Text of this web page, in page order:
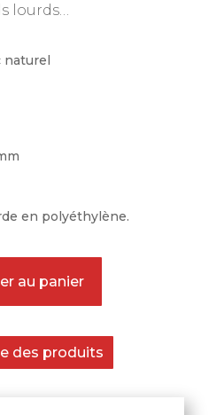
lourds…
naturel
en polyéthylène.
au panier
des produits